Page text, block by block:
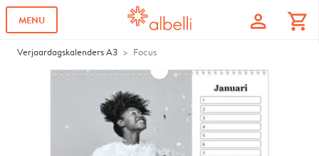
MENU profile shopping_cart
Verjaardagskalenders A3 Focus